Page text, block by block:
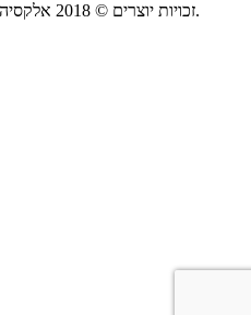
זכויות יוצרים © 2018 אלקסיה מערכות בע"מ. כל הזכויות שמורות.